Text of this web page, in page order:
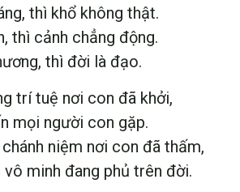
thì khổ không thật.
thì cảnh chẳng động.
thì đời là đạo.
trí tuệ nơi con đã khởi,
mọi người con gặp.
niệm nơi con đã thấm,
minh đang phủ trên đời.